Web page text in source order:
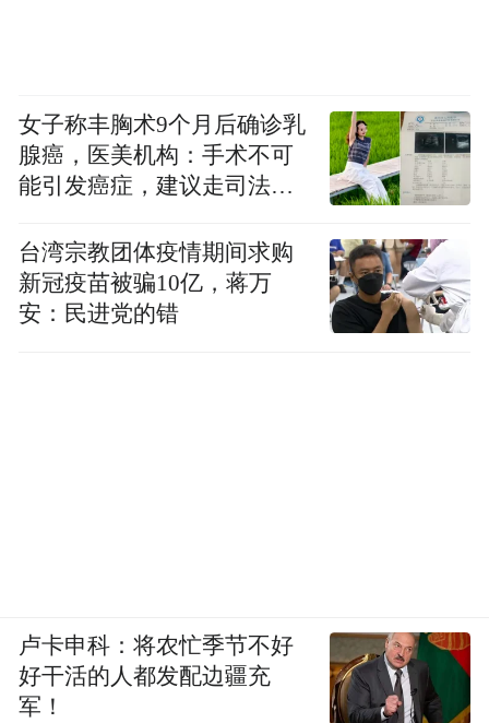
女子称丰胸术9个月后确诊乳
腺癌，医美机构：手术不可
能引发癌症，建议走司法途
台湾宗教团体疫情期间求购
新冠疫苗被骗10亿，蒋万
安：民进党的错
卢卡申科：将农忙季节不好
好干活的人都发配边疆充
军！